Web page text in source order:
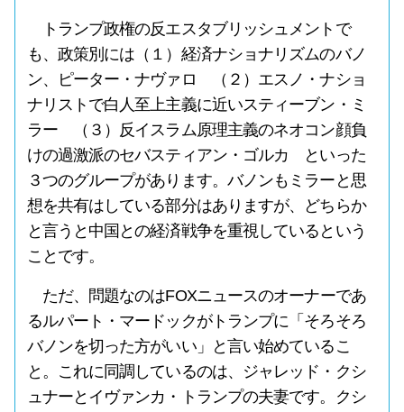
トランプ政権の反エスタブリッシュメントで
も、政策別には（１）経済ナショナリズムのバノ
ン、ピーター・ナヴァロ （２）エスノ・ナショ
ナリストで白人至上主義に近いスティーブン・ミ
ラー （３）反イスラム原理主義のネオコン顔負
けの過激派のセバスティアン・ゴルカ といった
３つのグループがあります。バノンもミラーと思
想を共有はしている部分はありますが、どちらか
と言うと中国との経済戦争を重視しているという
ことです。
ただ、問題なのはFOXニュースのオーナーであ
るルパート・マードックがトランプに「そろそろ
バノンを切った方がいい」と言い始めているこ
と。これに同調しているのは、ジャレッド・クシ
ュナーとイヴァンカ・トランプの夫妻です。クシ